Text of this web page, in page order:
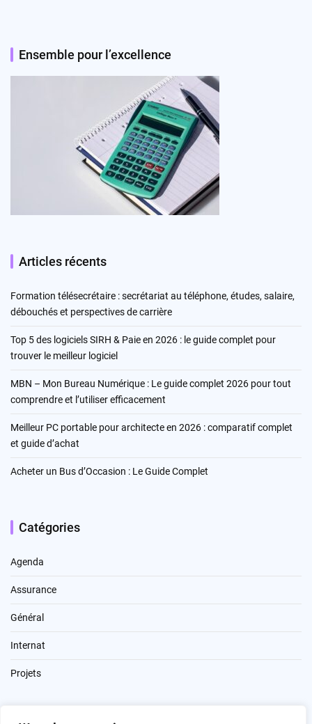
Ensemble pour l’excellence
Articles récents
Formation télésecrétaire : secrétariat au téléphone, études, salaire,
débouchés et perspectives de carrière
Top 5 des logiciels SIRH & Paie en 2026 : le guide complet pour
trouver le meilleur logiciel
MBN – Mon Bureau Numérique : Le guide complet 2026 pour tout
comprendre et l’utiliser efficacement
Meilleur PC portable pour architecte en 2026 : comparatif complet
et guide d’achat
Acheter un Bus d’Occasion : Le Guide Complet
Catégories
Agenda
Assurance
Général
Internat
Projets